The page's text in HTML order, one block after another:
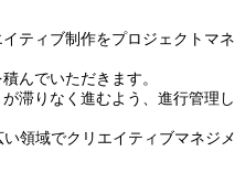
ティブ制作をプロジェクトマネ
んでいただきます。
滞りなく進むよう、進行管理し
領域でクリエイティブマネジメ